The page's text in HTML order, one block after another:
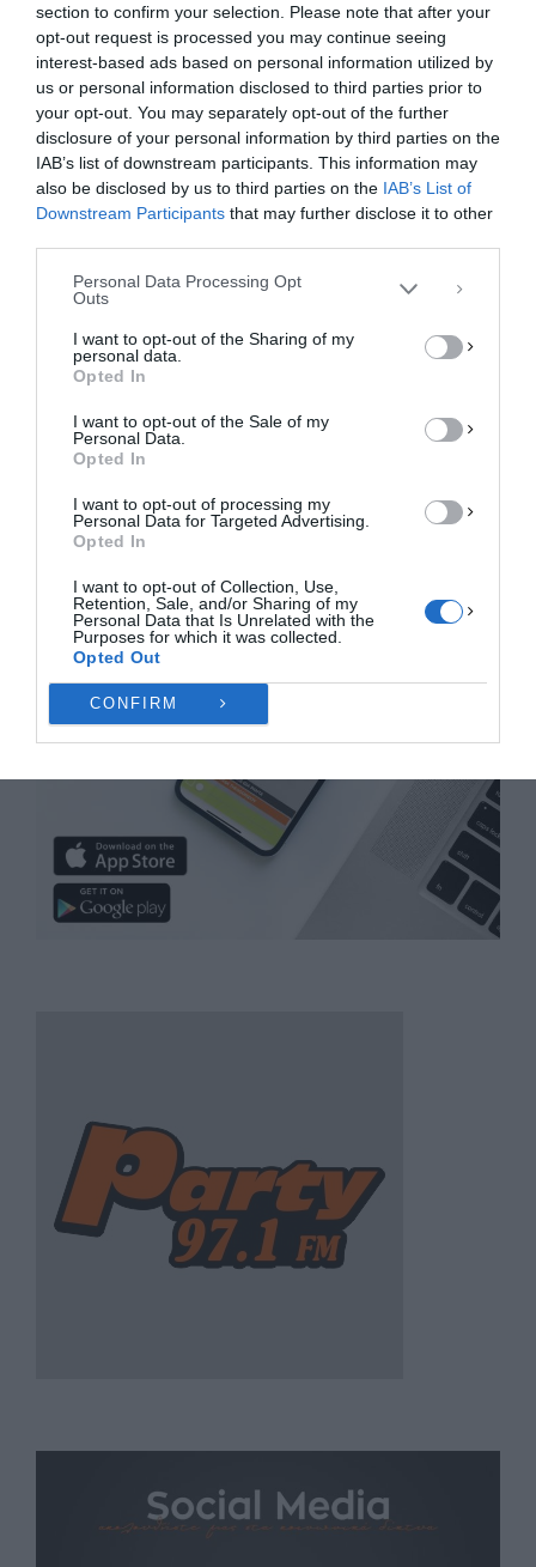
section to confirm your selection. Please note that after your
opt-out request is processed you may continue seeing
interest-based ads based on personal information utilized by
us or personal information disclosed to third parties prior to
your opt-out. You may separately opt-out of the further
disclosure of your personal information by third parties on the
IAB’s list of downstream participants. This information may
also be disclosed by us to third parties on the IAB’s List of
Downstream Participants that may further disclose it to other
Personal Data Processing Opt
Outs
I want to opt-out of the Sharing of my
personal data.
Opted In
I want to opt-out of the Sale of my
Personal Data.
Opted In
I want to opt-out of processing my
Personal Data for Targeted Advertising.
Opted In
I want to opt-out of Collection, Use,
Retention, Sale, and/or Sharing of my
Personal Data that Is Unrelated with the
Purposes for which it was collected.
Opted Out
CONFIRM
Διαχείριση Συγκατάθεσης
Για να παρέχουμε την καλύτερη εμπειρία, χρησιμοποιούμε τεχνολογίες όπως
cookies για την αποθήκευση ή/και την πρόσβαση σε πληροφορίες συσκευών.
Η συγκατάθεση για τις εν λόγω τεχνολογίες θα μας επιτρέψει να
επεξεργαστούμε δεδομένα προσωπικού χαρακτήρα, όπως συμπεριφορά
περιήγησης ή μοναδικά αναγνωριστικά σε αυτόν τον ιστότοπο. Η μη
συγκατάθεση ή η ανάκληση της συγκατάθεσης, μπορεί να επηρεάσει
αρνητικά ορισμένες λειτουργίες και δυνατότητες.
ΠΡΟΒΟΛΉ ΠΡΟΤΙΜΉΣΕΩΝ
Πολιτική Cookies